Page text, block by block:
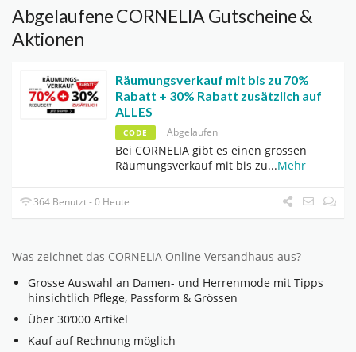
Abgelaufene CORNELIA Gutscheine &
Aktionen
Räumungsverkauf mit bis zu 70%
Rabatt + 30% Rabatt zusätzlich auf
ALLES
CODE Abgelaufen
Bei CORNELIA gibt es einen grossen
Räumungsverkauf mit bis zu...Mehr
364 Benutzt - 0 Heute
Was zeichnet das CORNELIA Online Versandhaus aus?
Grosse Auswahl an Damen- und Herrenmode mit Tipps
hinsichtlich Pflege, Passform & Grössen
Über 30’000 Artikel
Kauf auf Rechnung möglich